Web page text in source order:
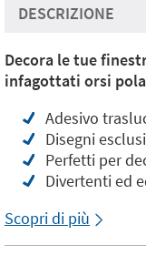
DESCRIZIONE
Decora le tue
infagottati orsi
Adesivo
Disegni
Perfetti per
Divertenti ed
Scopri di più